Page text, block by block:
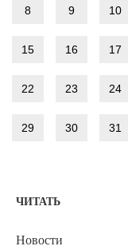
8 9 10
15 16 17
22 23 24
29 30 31
ЧИТАТЬ
Новости